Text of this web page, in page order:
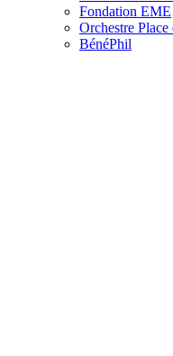
Fondation EME
Orchestre Place
BénéPhil